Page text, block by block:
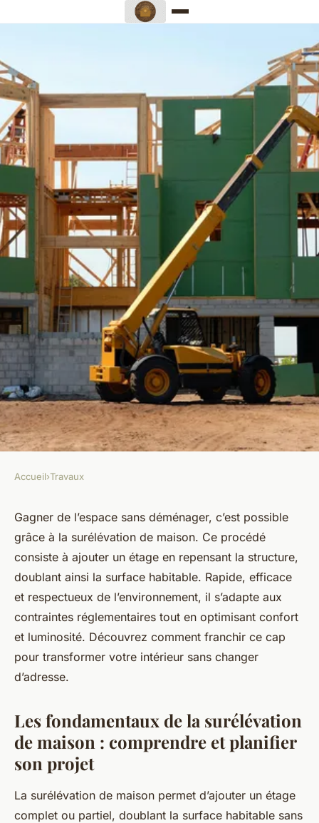
Surelevation de maison :
gagnez de l'espace sans
déménager
Thaïs•24 septembre 2025•5 min de lecture
Accueil›Travaux
Gagner de l’espace sans déménager, c’est possible
grâce à la surélévation de maison. Ce procédé
consiste à ajouter un étage en repensant la structure,
doublant ainsi la surface habitable. Rapide, efficace
et respectueux de l’environnement, il s’adapte aux
contraintes réglementaires tout en optimisant confort
et luminosité. Découvrez comment franchir ce cap
pour transformer votre intérieur sans changer
d’adresse.
Les fondamentaux de la surélévation
de maison : comprendre et planifier
son projet
La surélévation de maison permet d’ajouter un étage
complet ou partiel, doublant la surface habitable sans